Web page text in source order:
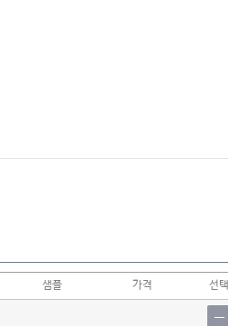
샘플 가격 선택